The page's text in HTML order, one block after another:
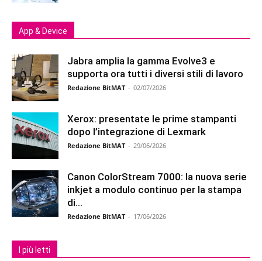
App & Device
Jabra amplia la gamma Evolve3 e
supporta ora tutti i diversi stili di lavoro
Redazione BitMAT - 02/07/2026
Xerox: presentate le prime stampanti
dopo l’integrazione di Lexmark
Redazione BitMAT - 29/06/2026
Canon ColorStream 7000: la nuova serie
inkjet a modulo continuo per la stampa
di...
Redazione BitMAT - 17/06/2026
I più letti